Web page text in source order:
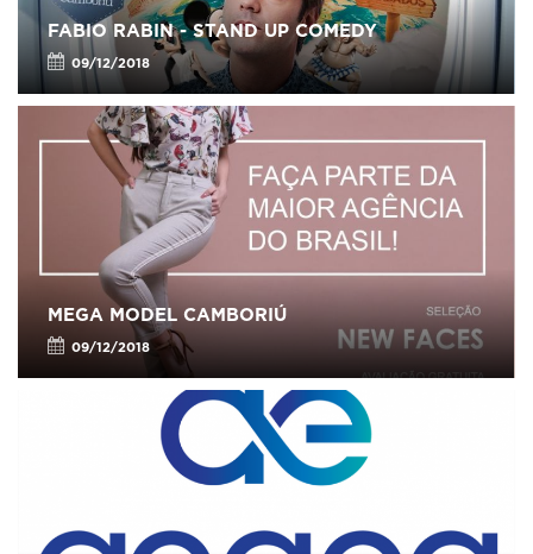
FABIO RABIN - STAND UP COMEDY
09/12/2018
MEGA MODEL CAMBORIÚ
09/12/2018